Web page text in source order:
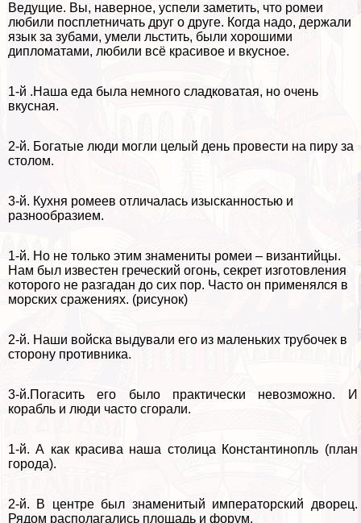
Ведущие. Вы, наверное, успели заметить, что ромеи
любили посплетничать друг о друге. Когда надо, держали
язык за зубами, умели льстить, были хорошими
дипломатами, любили всё красивое и вкусное.
1-й .Наша еда была немного сладковатая, но очень
вкусная.
2-й. Богатые люди могли целый день провести на пиру за
столом.
3-й. Кухня ромеев отличалась изысканностью и
разнообразием.
1-й. Но не только этим знамениты ромеи – византийцы.
Нам был известен греческий огонь, секрет изготовления
которого не разгадан до сих пор. Часто он применялся в
морских сражениях. (рисунок)
2-й. Наши войска выдували его из маленьких трубочек в
сторону противника.
3-й.Погасить его было пpaктически невозможно. И
корабль и люди часто сгорали.
1-й. А как красива наша столица Константинопль (план
города).
2-й. В центре был знаменитый императорский дворец.
Рядом располагались площадь и форум.